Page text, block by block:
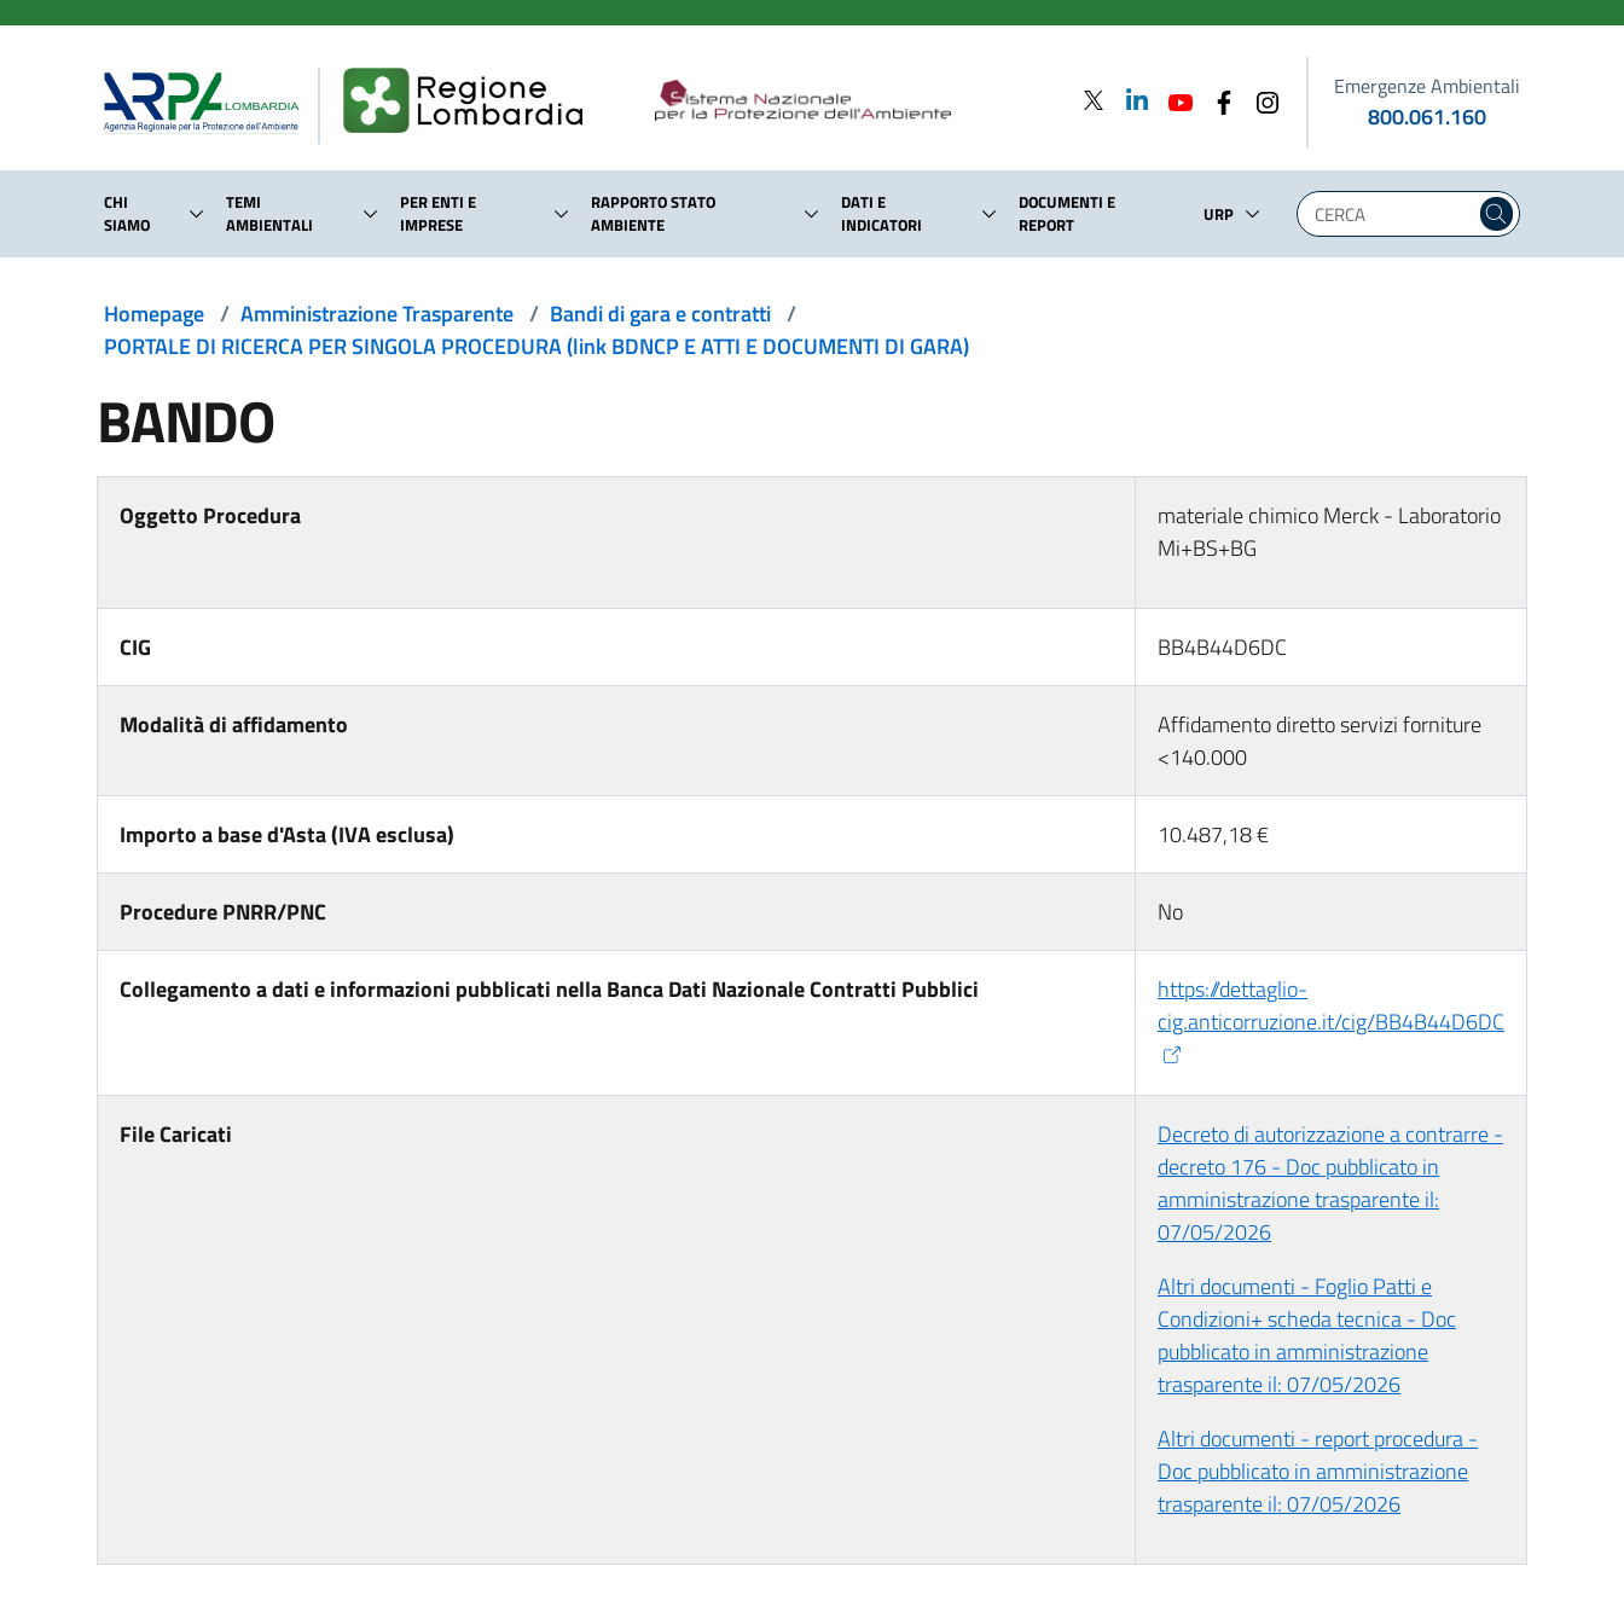
Emergenze Ambientali
800.061.160
CHI
SIAMO
TEMI
AMBIENTALI
PER ENTI E
IMPRESE
RAPPORTO STATO
AMBIENTE
DATI E
INDICATORI
DOCUMENTI E
REPORT
URP
Homepage / Amministrazione Trasparente / Bandi di gara e contratti /
PORTALE DI RICERCA PER SINGOLA PROCEDURA (link BDNCP E ATTI E DOCUMENTI DI GARA)
BANDO
Oggetto Procedura
materiale chimico Merck - Laboratorio
Mi+BS+BG
CIG BB4B44D6DC
Modalità di affidamento
Affidamento diretto servizi forniture
<140.000
Importo a base d'Asta (IVA esclusa) 10.487,18 €
Procedure PNRR/PNC No
Collegamento a dati e informazioni pubblicati nella Banca Dati Nazionale Contratti Pubblici
https://dettaglio-
cig.anticorruzione.it/cig/BB4B44D6DC
File Caricati
Decreto di autorizzazione a contrarre -
decreto 176 - Doc pubblicato in
amministrazione trasparente il:
07/05/2026
Altri documenti - Foglio Patti e
Condizioni+ scheda tecnica - Doc
pubblicato in amministrazione
trasparente il: 07/05/2026
Altri documenti - report procedura -
Doc pubblicato in amministrazione
trasparente il: 07/05/2026